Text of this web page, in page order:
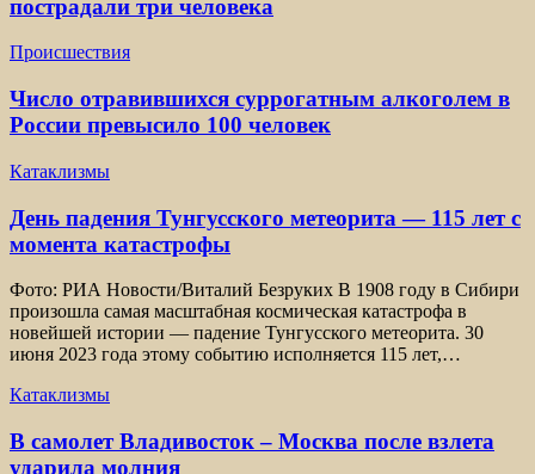
пострадали три человека
Происшествия
Число отравившихся суррогатным алкоголем в
России превысило 100 человек
Катаклизмы
День падения Тунгусского метеорита — 115 лет с
момента катастрофы
Фото: РИА Новости/Виталий Безруких В 1908 году в Сибири
произошла самая масштабная космическая катастрофа в
новейшей истории — падение Тунгусского метеорита. 30
июня 2023 года этому событию исполняется 115 лет,…
Катаклизмы
В самолет Владивосток – Москва после взлета
ударила молния